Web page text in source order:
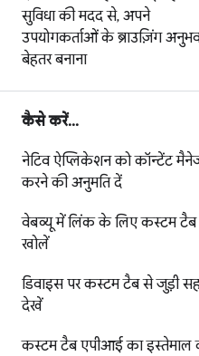
सुविधा की मदद से, अपने
उपयोगकर्ताओं के ब्राउज़िंग
बेहतर बनाना
कैसे करें...
नेटिव ऐप्लिकेशन को कॉन्टेंट
करने की अनुमति दें
वेबव्यू में लिंक के लिए कस्टम टैब
खोलें
डिवाइस पर कस्टम टैब से जुड़ी
देखें
कस्टम टैब एपीआई का इस्तेमाल